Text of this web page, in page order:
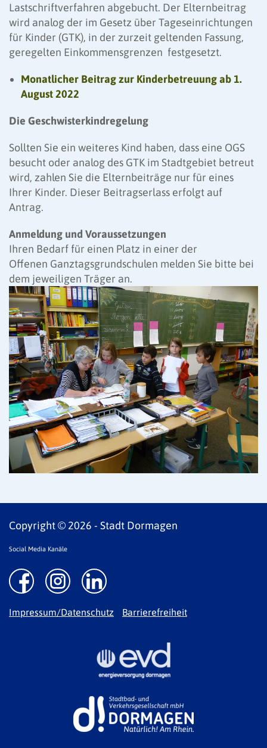
Lastschriftverfahren abgebucht. Der El­­ternbeitrag
wird analog der im Gesetz über Tageseinrichtungen
für Kinder (GTK), in der zurzeit geltenden Fassung,
geregelten Einkommensgrenzen festgesetzt.
Monatlicher Beitrag zur Kinderbetreuung ab 1.
August 2022
Die Geschwisterkindregelung
Sollten Sie ein weiteres Kind haben, dass eine OGS
besucht oder analog des GTK im Stadtgebiet betreut
wird, zahlen Sie die Elternbeiträge nur für eines
Ihrer Kinder. Dieser Beitragserlass erfolgt auf
Antrag.
Anmeldung und Voraussetzungen
Ihren Bedarf für einen Platz in einer der
Offenen Ganztagsgrund­­schulen melden Sie bitte bei
dem jeweiligen Träger an.
Copyright © 2026 - Stadt Dormagen
Social Media Kanäle
Impressum/Datenschutz Barrierefreiheit